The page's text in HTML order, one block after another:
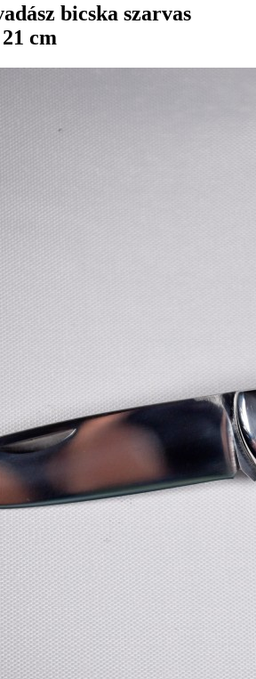
bicska szarvas
cm